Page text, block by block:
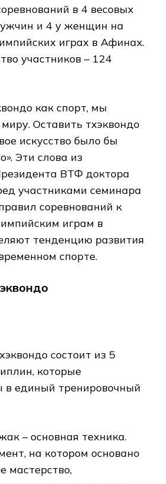
в 4 весовых
и 4 у женщин на
играх в Афинах.
участников – 124
как спорт, мы
Оставить тхэквондо
искусство было бы
Эти слова из
ВТФ доктора
участниками семинара
соревнований к
играм в
тенденцию развития
спорте.
состоит из 5
которые
в единый тренировочный
– основная техника.
на котором основано
мастерство,